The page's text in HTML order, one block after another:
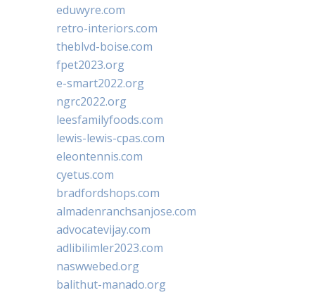
eduwyre.com
retro-interiors.com
theblvd-boise.com
fpet2023.org
e-smart2022.org
ngrc2022.org
leesfamilyfoods.com
lewis-lewis-cpas.com
eleontennis.com
cyetus.com
bradfordshops.com
almadenranchsanjose.com
advocatevijay.com
adlibilimler2023.com
naswwebed.org
balithut-manado.org